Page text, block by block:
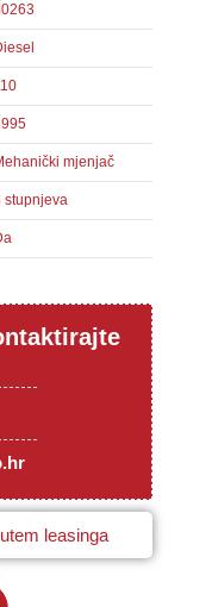
mjenjač
stupnjeva
leasinga